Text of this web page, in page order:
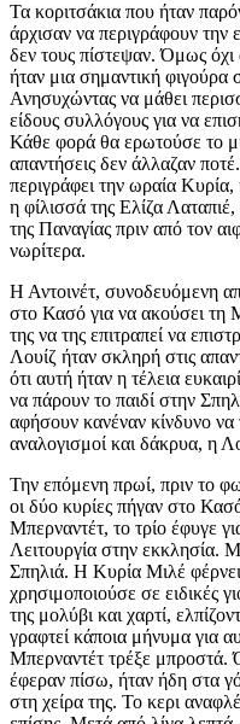
Τα κοριτσάκια που ήταν
άρχισαν να περιγράφουν την
δεν τους πίστεψαν. Όμως
ήταν μια σημαντική
Ανησυχώντας να μάθει
είδους συλλόγους για να
Κάθε φορά θα ερωτούσε το
απαντήσεις δεν άλλαζαν
περιγράφει την ωραία Κυρία,
η φίλισσά της Ελίζα
της Παναγίας πριν από τον
νωρίτερα.
Η Αντοινέτ, συνοδευόμενη
στο Κασό για να ακούσει τη
της να της επιτραπεί να
Λουίζ ήταν σκληρή στις
ότι αυτή ήταν η τέλεια
να πάρουν το παιδί στην
αφήσουν κανέναν κίνδυνο
αναλογισμοί και δάκρυα, η
Την επόμενη πρωί, πριν το
οι δύο κυρίες πήγαν στο
Μπερναντέτ, το τρίο έφυγε
Λειτουργία στην εκκλησία.
Σπηλιά. Η Κυρία Μιλέ
χρησιμοποιούσε σε ειδικές
της μολύβι και χαρτί,
γραφτεί κάποια μήνυμα για
Μπερναντέτ τρέξε μπροστά.
έφεραν πίσω, ήταν ήδη στα
στη χείρα της. Το κερι